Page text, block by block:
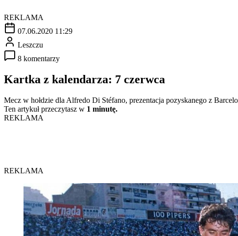
REKLAMA
07.06.2020 11:29
Leszczu
8 komentarzy
Kartka z kalendarza: 7 czerwca
Mecz w hołdzie dla Alfredo Di Stéfano, prezentacja pozyskanego z
Ten artykuł przeczytasz w 1 minutę.
REKLAMA
REKLAMA